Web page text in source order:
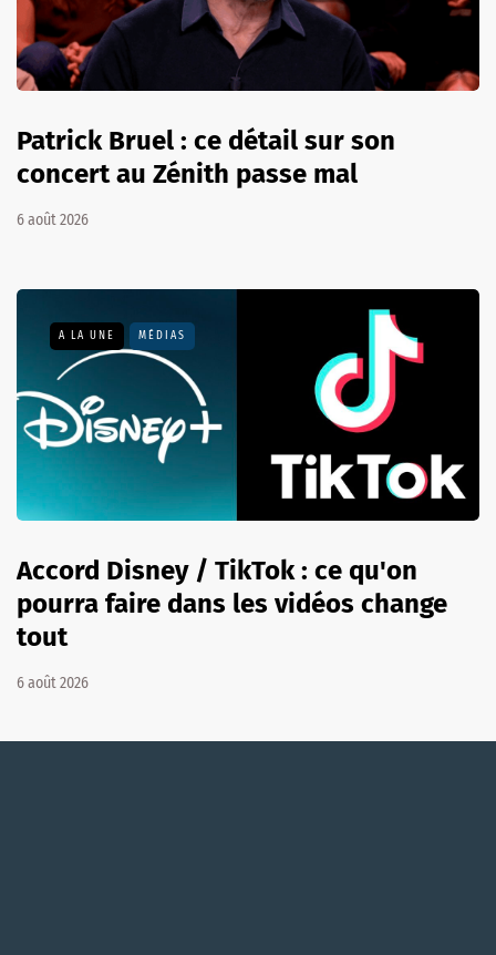
Patrick Bruel : ce détail sur son
concert au Zénith passe mal
6 août 2026
A LA UNE MÉDIAS
Accord Disney / TikTok : ce qu'on
pourra faire dans les vidéos change
tout
6 août 2026